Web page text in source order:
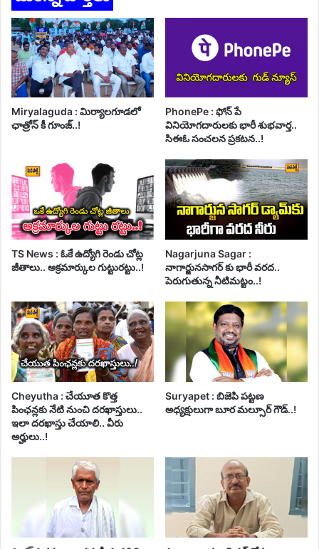
Miryalaguda : మిర్యాలగూడలో
ఛాత్రోన్ కీ గూంజ్..!
PhonePe : ఫోన్ పే
వినియోగదారులకు భారీ శుభవార్త..
సిఈఓ సంచలన ప్రకటన..!
TS News : ఓకే ఉద్యోగి రెండు చోట్ల
జీతాలు.. అక్రమార్కుల గుట్టురట్టు..!
Nagarjuna Sagar :
నాగార్జునసాగర్ కు భారీ వరద..
పెరుగుతున్న నీటిమట్టం..!
Cheyutha : చేయూత కొత్త
పింఛన్లకు నేటి నుంచి దరఖాస్తులు..
ఇలా దరఖాస్తు చేయాలి.. వీరు
అర్హులు..!
Suryapet : బిజెపి పట్టణ
అధ్యక్షులుగా బూర మల్సూర్ గౌడ్..!